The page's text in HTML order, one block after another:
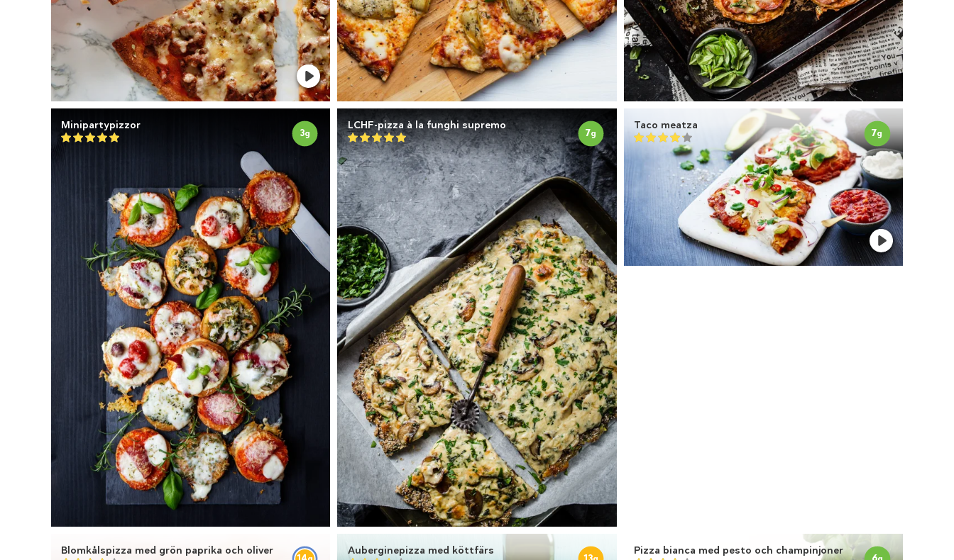
Minipartypizzor
3g
LCHF-pizza à la funghi supremo
7g
Taco meatza
7g
Blomkålspizza med grön paprika och oliver Auberginepizza med köttfärs Pizza bianca med pesto och champinjoner